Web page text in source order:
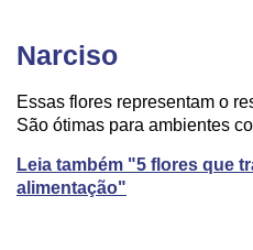
Narciso
Essas flores representam o
São ótimas para ambientes
Leia também "5 flores que
alimentação"